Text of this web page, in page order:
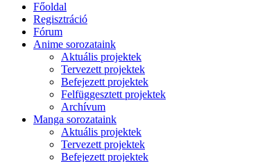
Főoldal
Regisztráció
Fórum
Anime sorozataink
Aktuális projektek
Tervezett projektek
Befejezett projektek
Felfüggesztett projektek
Archívum
Manga sorozataink
Aktuális projektek
Tervezett projektek
Befejezett projektek